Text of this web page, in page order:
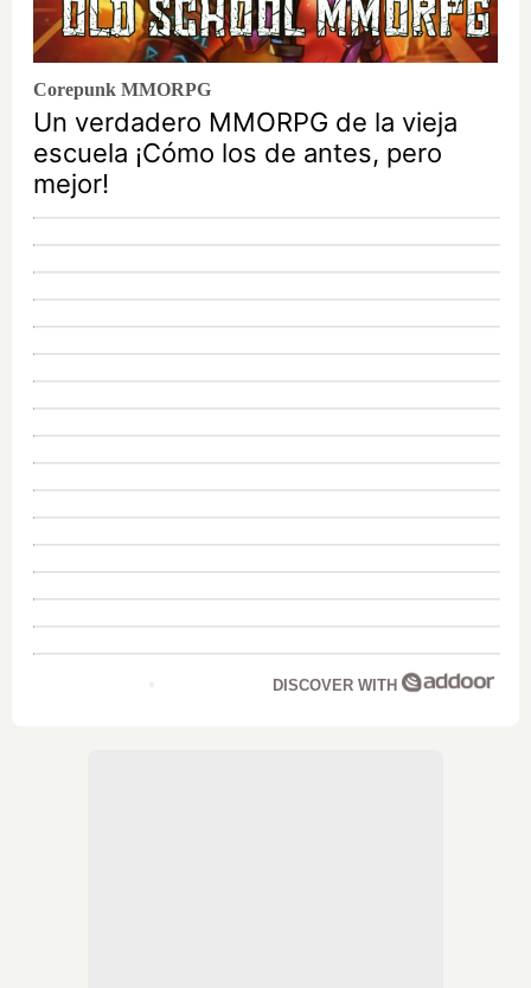
Corepunk MMORPG
Un verdadero MMORPG de la vieja
escuela ¡Cómo los de antes, pero
mejor!
DISCOVER WITH